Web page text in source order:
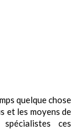
quelque chose
et les moyens de
ces